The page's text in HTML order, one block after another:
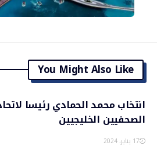
You Might Also Like
انتخاب محمد الحمادي رئيسا
الصحفيين الخليجيين
17 يناير، 2024